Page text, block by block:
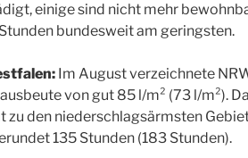
einige sind nicht mehr
bundesweit am geringsten.
Im August verzeichnete
von gut 85 l/m² (73 l/m²).
zu den niederschlagsärmsten
135 Stunden (183 Stunden).